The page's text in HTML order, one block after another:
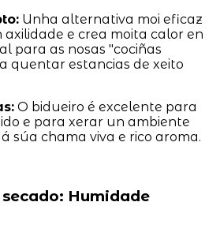
Unha alternativa moi eficaz
e crea moita calor en
para as nosas "cociñas
quentar estancias de xeito
O bidueiro é excelente para
e para xerar un ambiente
súa chama viva e rico aroma.
Humidade